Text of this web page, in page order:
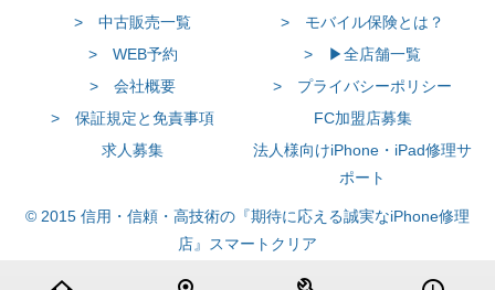
> 中古販売一覧
> モバイル保険とは？
> WEB予約
> ▶全店舗一覧
> 会社概要
> プライバシーポリシー
> 保証規定と免責事項
FC加盟店募集
求人募集
法人様向けiPhone・iPad修理サ
ポート
© 2015 信用・信頼・高技術の『期待に応える誠実なiPhone修理
店』スマートクリア